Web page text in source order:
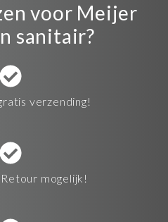
voor Meijer
sanitair?
verzending!
mogelijk!